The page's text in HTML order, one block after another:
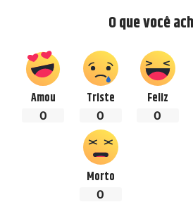
O que você
Amou
0
Triste
0
Feliz
0
Morto
0